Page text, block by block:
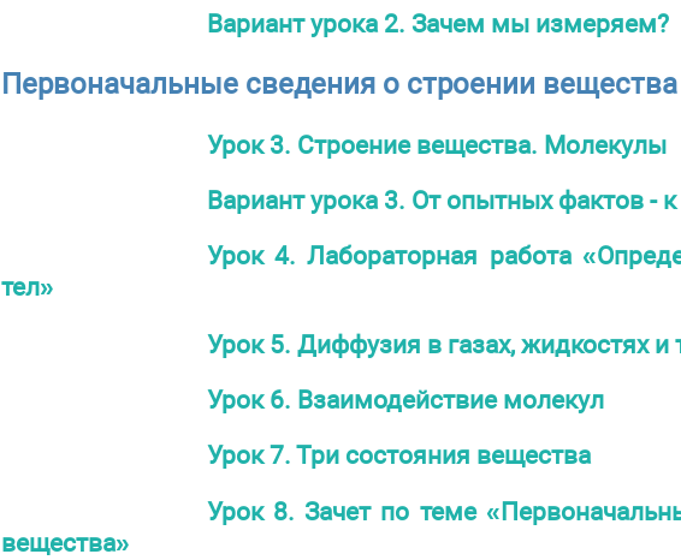
Вариант урока 2. Зачем мы измеряем?
Первоначальные сведения о строении вещества
Урок 3. Строение вещества. Молекулы
Вариант урока 3. От опытных фактов - к
Урок 4. Лабораторная работа
тел»
Урок 5. Диффузия в газах, жидкостях и
Урок 6. Взаимодействие молекул
Урок 7. Три состояния вещества
Урок 8. Зачет по теме
вещества»